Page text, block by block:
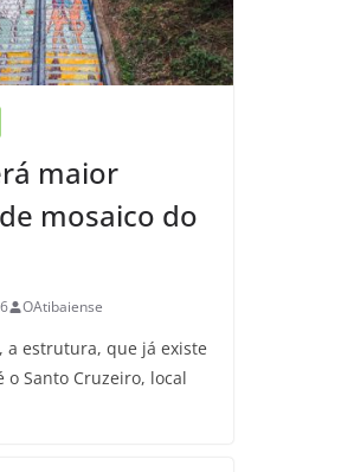
maior
mosaico do
OAtibaiense
a estrutura, que já existe
o Santo Cruzeiro, local